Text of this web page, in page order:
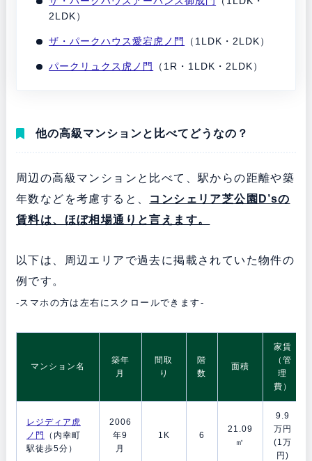
2LDK）
ザ・パークハウス愛宕虎ノ門 （1LDK・2LDK）
パークリュクス虎ノ門 （1R・1LDK・2LDK）
他の高級マンションと比べてどうなの？
周辺の高級マンションと比べて、駅からの距離や築
年数などを考慮すると、 コンシェリア芝公園D’sの
賃料は、ほぼ相場通りと言えます。
以下は、周辺エリアで過去に掲載されていた物件の
例です。
-スマホの方は左右にスクロールできます-
マンション名
築年
月
間取
り
階
数
面積
家賃
（管
理
費）
レジディア虎
ノ門
（内幸町
駅徒歩5分）
2006
年9
月
1K 6
21.09
㎡
9.9
万円
(1万
円)